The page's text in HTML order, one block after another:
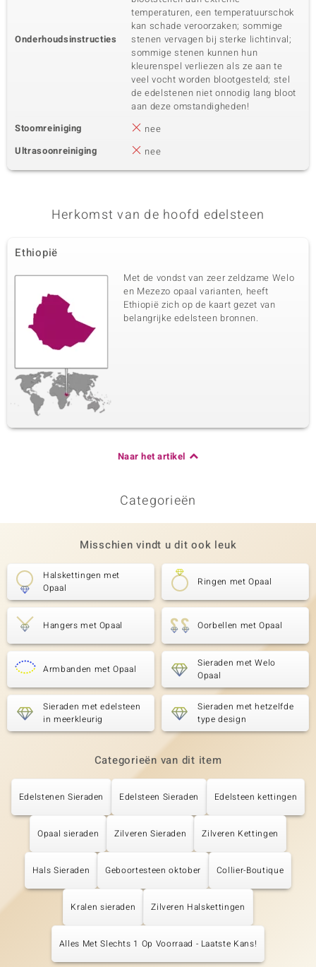
Onderhoudsinstructies
temperaturen, een temperatuurschok
kan schade veroorzaken; sommige
stenen vervagen bij sterke lichtinval;
sommige stenen kunnen hun
kleurenspel verliezen als ze aan te
veel vocht worden blootgesteld; stel
de edelstenen niet onnodig lang bloot
aan deze omstandigheden!
Stoomreiniging
nee
Ultrasoonreiniging
nee
Herkomst van de hoofd edelsteen
Ethiopië
Met de vondst van zeer zeldzame Welo
en Mezezo opaal varianten, heeft
Ethiopië zich op de kaart gezet van
belangrijke edelsteen bronnen.
Naar het artikel
Categorieën
Misschien vindt u dit ook leuk
Halskettingen met
Opaal
Ringen met Opaal
Hangers met Opaal Oorbellen met Opaal
Armbanden met Opaal
Sieraden met Welo
Opaal
Sieraden met edelsteen
in meerkleurig
Sieraden met hetzelfde
type design
Categorieën van dit item
Edelstenen Sieraden Edelsteen Sieraden Edelsteen kettingen
Opaal sieraden Zilveren Sieraden Zilveren Kettingen
Hals Sieraden Geboortesteen oktober Collier-Boutique
Kralen sieraden Zilveren Halskettingen
Alles Met Slechts 1 Op Voorraad - Laatste Kans!